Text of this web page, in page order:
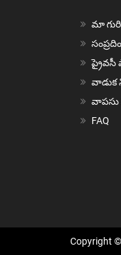
మా
ప్రైవసీ
FAQ
Copyright